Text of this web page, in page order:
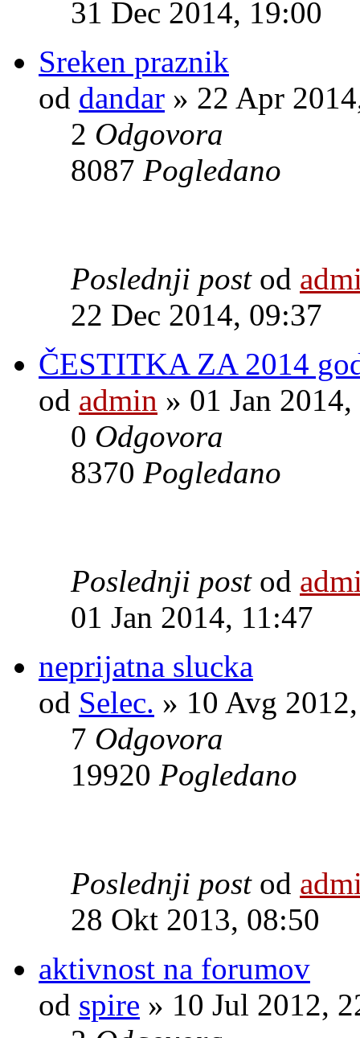
31 Dec 2014, 19:00
Sreken praznik
od dandar » 22 Apr
2 Odgovora
8087 Pogledano
Poslednji post od
22 Dec 2014, 09:37
ČESTITKA ZA 2014
od admin » 01 Jan
0 Odgovora
8370 Pogledano
Poslednji post od
01 Jan 2014, 11:47
neprijatna slucka
od Selec. » 10 Avg
7 Odgovora
19920 Pogledano
Poslednji post od
28 Okt 2013, 08:50
aktivnost na forumov
od spire » 10 Jul 2012,